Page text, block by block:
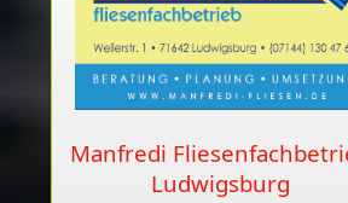
Manfredi
Ludwigsburg